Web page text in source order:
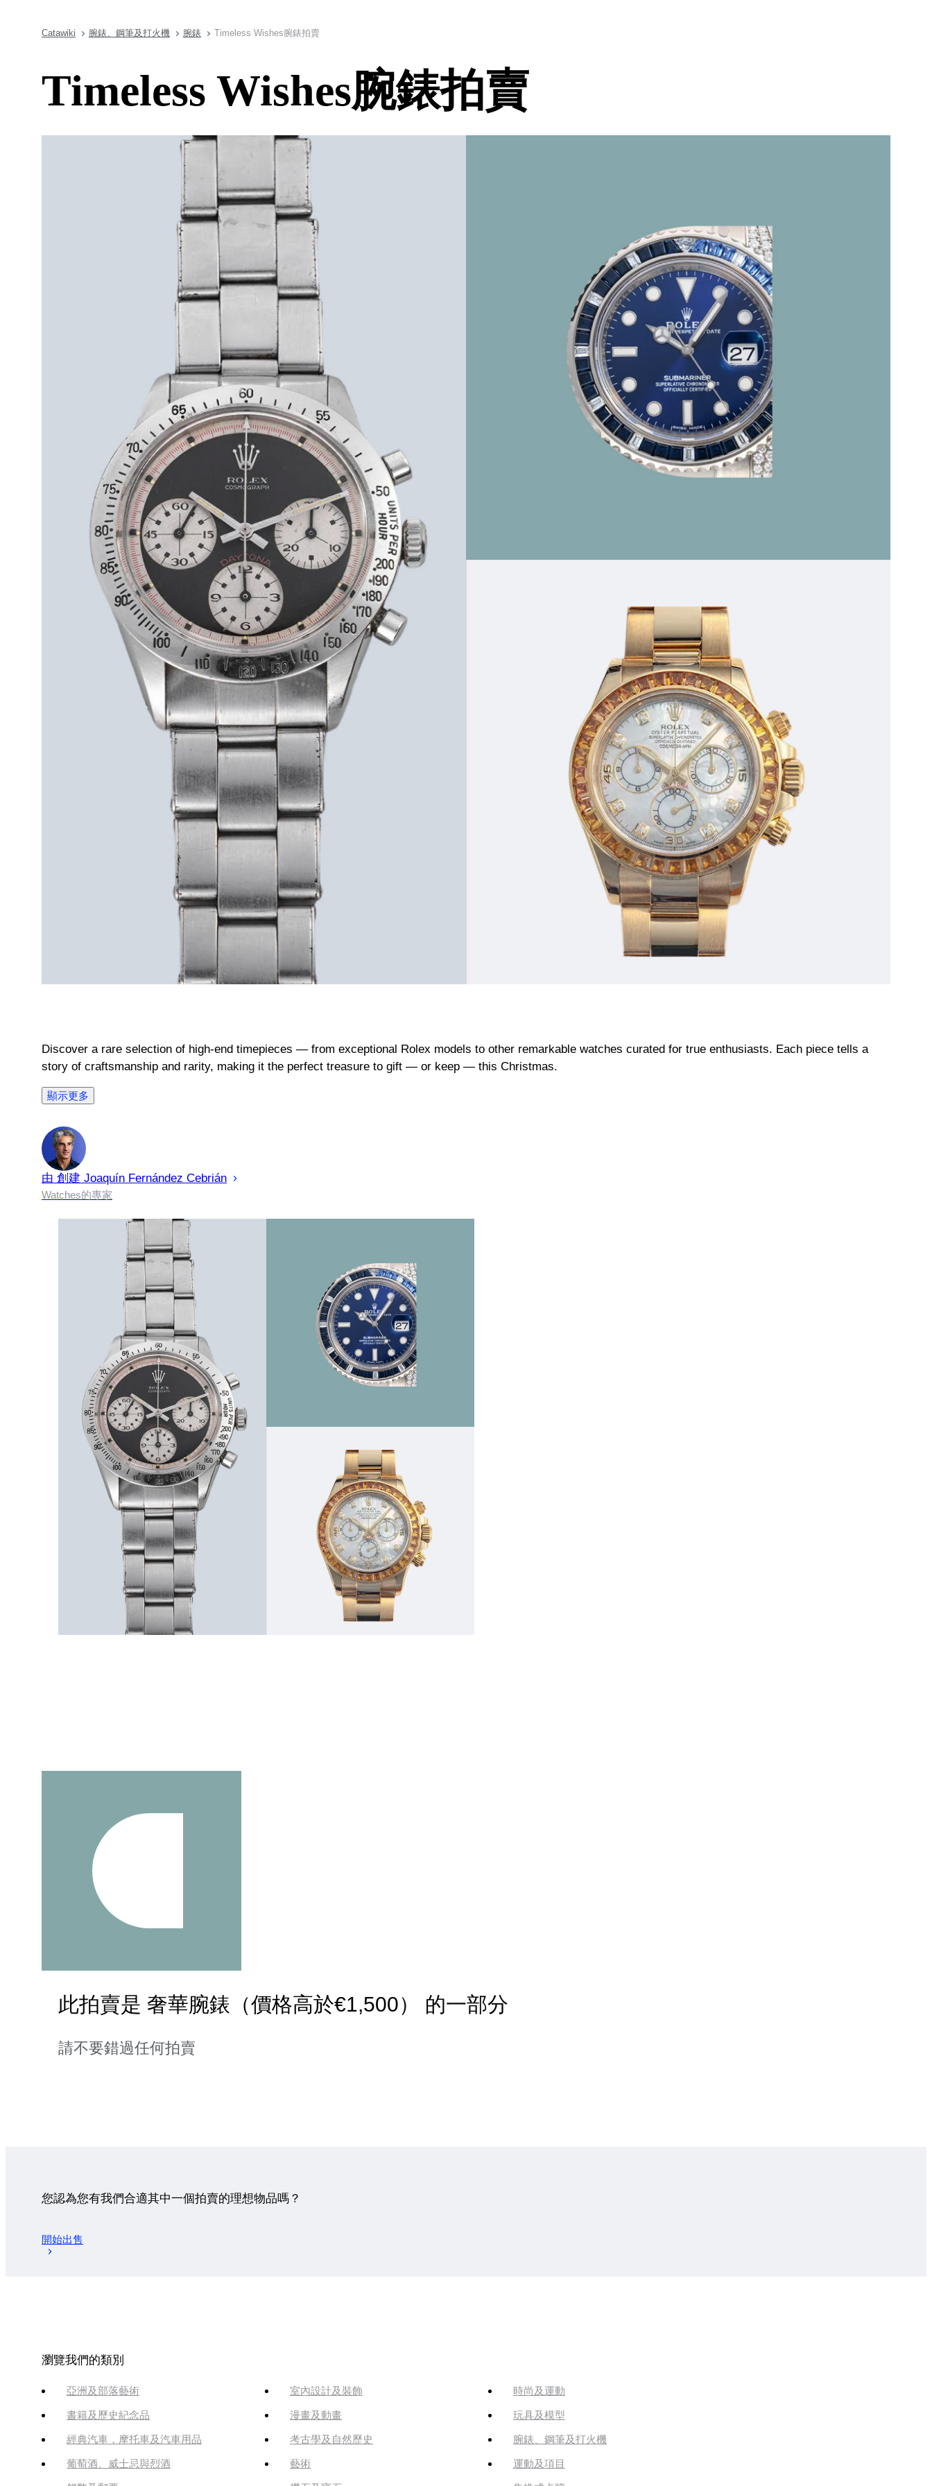
Catawiki 腕錶、鋼筆及打火機 腕錶 Timeless Wishes腕錶拍賣
Timeless Wishes腕錶拍賣
Discover a rare selection of high-end timepieces — from exceptional Rolex models to other remarkable watches curated for true enthusiasts. Each piece tells a
story of craftsmanship and rarity, making it the perfect treasure to gift — or keep — this Christmas.
顯示更多
由 創建 Joaquín Fernández Cebrián
Watches的專家
此拍賣是 奢華腕錶（價格高於€1,500） 的一部分
請不要錯過任何拍賣
您認為您有我們合適其中一個拍賣的理想物品嗎？
開始出售
瀏覽我們的類別
亞洲及部落藝術 室內設計及裝飾 時尚及運動
書籍及歷史紀念品 漫畫及動畫 玩具及模型
經典汽車，摩托車及汽車用品 考古學及自然歷史 腕錶、鋼筆及打火機
葡萄酒、威士忌與烈酒 藝術 運動及項目